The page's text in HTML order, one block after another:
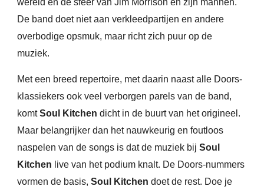
wereld en de sfeer van Jim Morrison en zijn mannen.
De banddoet niet aan verkleedpartijen en andere
overbodige opsmuk, maar richtzich puurop de
muziek.
Met een breed repertoire, met daarin naast alle Doors-
klassiekers ook veel verborgen parels van de band,
komtSoul Kitchen dicht in de buurt van het origineel.
Maar belangrijker dan het nauwkeurig en foutloos
naspelen van de songs is dat de muziek bijSoul
Kitchen live van het podium knalt. De Doors-nummers
vormen de basis,Soul Kitchen doet de rest. Doe je